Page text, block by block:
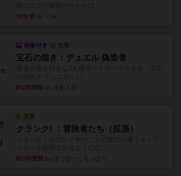
38分前
画像付き 充実
宝石の煌き：デュエル 偽造者
約2時間前
充実
クランク! ：冒険者たち（拡張）
約3時間前